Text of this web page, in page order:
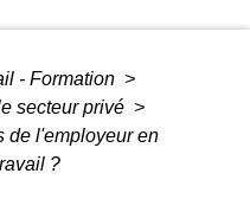
- Formation >
secteur privé >
de l'employeur en
?